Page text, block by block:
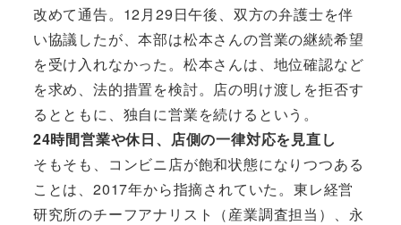
改めて通告。12月29日午後、双方の弁護士を伴
い協議したが、本部は松本さんの営業の継続希望
を受け入れなかった。松本さんは、地位確認など
を求め、法的措置を検討。店の明け渡しを拒否す
るとともに、独自に営業を続けるという。
24時間営業や休日、店側の一律対応を見直し
そもそも、コンビニ店が飽和状態になりつつある
ことは、2017年から指摘されていた。東レ経営
研究所のチーフアナリスト（産業調査担当）、永